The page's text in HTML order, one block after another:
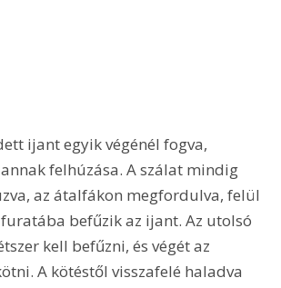
ijant egyik végénél fogva,
felhúzása. A szálat mindig
az átalfákon megfordulva, felül
befűzik az ijant. Az utolsó
kell befűzni, és végét az
A kötéstől visszafelé haladva